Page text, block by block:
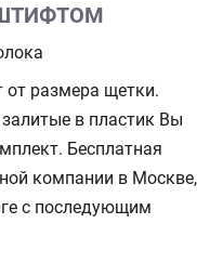
от размера щетки.
в пластик Вы
Бесплатная
компании в Москве,
с последующим